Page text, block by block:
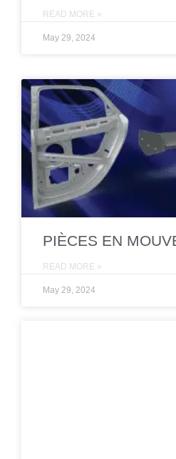
READ MORE »
May 29, 2024
PIÈCES EN
READ MORE »
May 29, 2024